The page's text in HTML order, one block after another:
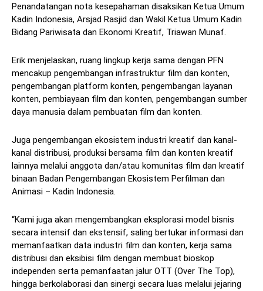
Penandatangan nota kesepahaman disaksikan Ketua Umum
Kadin Indonesia, Arsjad Rasjid dan Wakil Ketua Umum Kadin
Bidang Pariwisata dan Ekonomi Kreatif, Triawan Munaf.
Erik menjelaskan, ruang lingkup kerja sama dengan PFN
mencakup pengembangan infrastruktur film dan konten,
pengembangan platform konten, pengembangan layanan
konten, pembiayaan film dan konten, pengembangan sumber
daya manusia dalam pembuatan film dan konten.
Juga pengembangan ekosistem industri kreatif dan kanal-
kanal distribusi, produksi bersama film dan konten kreatif
lainnya melalui anggota dan/atau komunitas film dan kreatif
binaan Badan Pengembangan Ekosistem Perfilman dan
Animasi – Kadin Indonesia.
“Kami juga akan mengembangkan eksplorasi model bisnis
secara intensif dan ekstensif, saling bertukar informasi dan
memanfaatkan data industri film dan konten, kerja sama
distribusi dan eksibisi film dengan membuat bioskop
independen serta pemanfaatan jalur OTT (Over The Top),
hingga berkolaborasi dan sinergi secara luas melalui jejaring